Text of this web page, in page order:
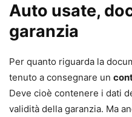
Auto usate,
garanzia
Per quanto riguarda la
tenuto a consegnare un
Deve cioè contenere i dati
validità della garanzia. Ma